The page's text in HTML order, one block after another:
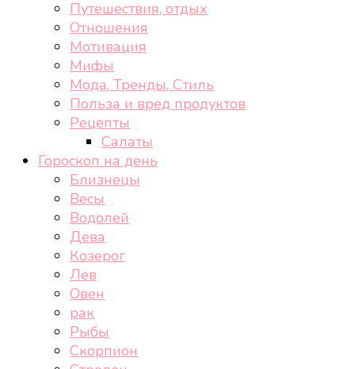
Путешествия, отдых
Отношения
Мотивация
Мифы
Мода, Тренды, Стиль
Польза и вред продуктов
Рецепты
Салаты
Гороскоп на день
Близнецы
Весы
Водолей
Дева
Козерог
Лев
Овен
рак
Рыбы
Скорпион